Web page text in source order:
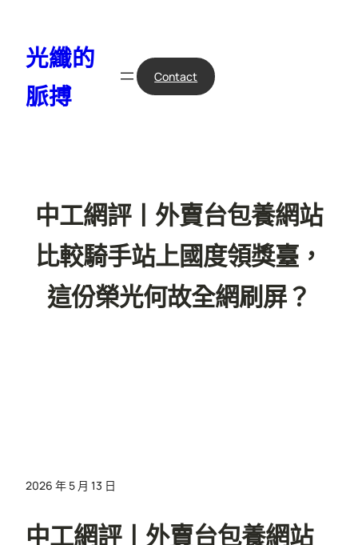
光纖的
脈搏
Contact
中工網評丨外賣台包養網站
比較騎手站上國度領獎臺，
這份榮光何故全網刷屏？
2026 年 5 月 13 日
中工網評丨外賣台包養網站